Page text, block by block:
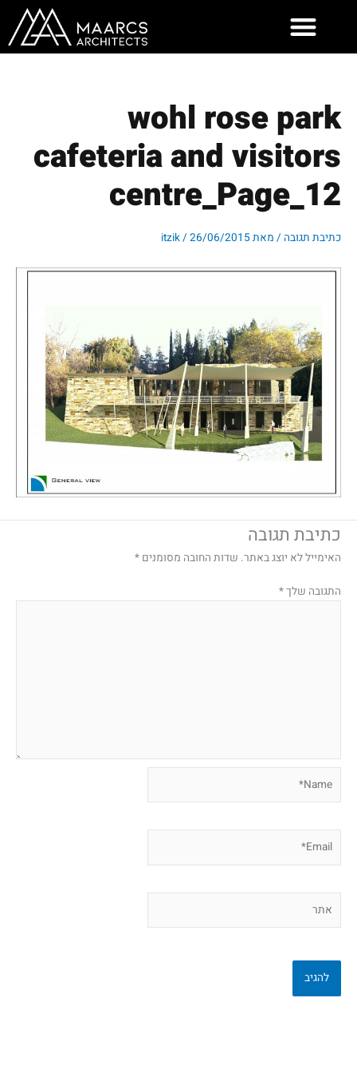
wohl rose park
cafeteria and visitors
centre_Page_12
כתיבת תגובה / מאת itzik/ 26/06/2015
כתיבת תגובה
האימייל לא יוצג באתר. שדות החובה מסומנים *
התגובה שלך*
Email*